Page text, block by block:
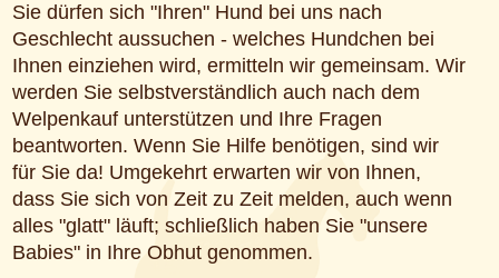
Sie dürfen sich "Ihren" Hund bei uns nach
Geschlecht aussuchen - welches Hundchen bei
Ihnen einziehen wird, ermitteln wir gemeinsam. Wir
werden Sie selbstverständlich auch nach dem
Welpenkauf unterstützen und Ihre Fragen
beantworten. Wenn Sie Hilfe benötigen, sind wir
für Sie da! Umgekehrt erwarten wir von Ihnen,
dass Sie sich von Zeit zu Zeit melden, auch wenn
alles "glatt" läuft; schließlich haben Sie "unsere
Babies" in Ihre Obhut genommen.